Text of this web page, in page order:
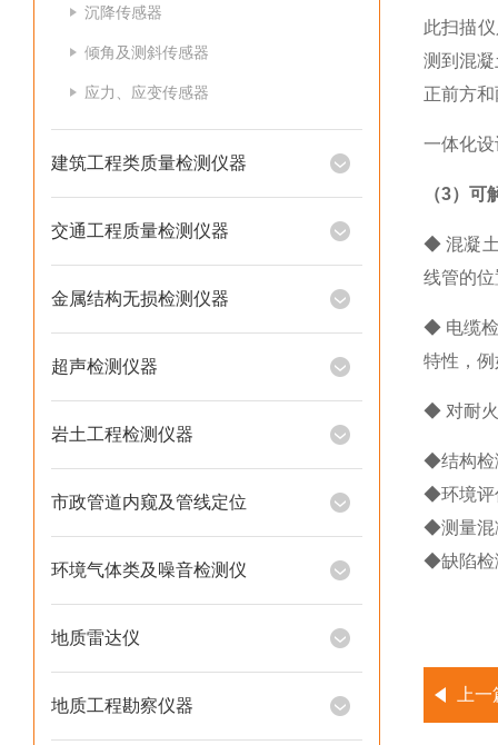
沉降传感器
倾角及测斜传感器
应力、应变传感器
建筑工程类质量检测仪器
交通工程质量检测仪器
金属结构无损检测仪器
超声检测仪器
岩土工程检测仪器
市政管道内窥及管线定位
环境气体类及噪音检测仪
地质雷达仪
地质工程勘察仪器
此扫描
测到混
正前方
一体化
（3） 可
◆ 混凝土
线管的
◆ 电缆
特性，
◆ 对耐火
◆结构检
◆环境评
◆测量混
◆缺陷
上